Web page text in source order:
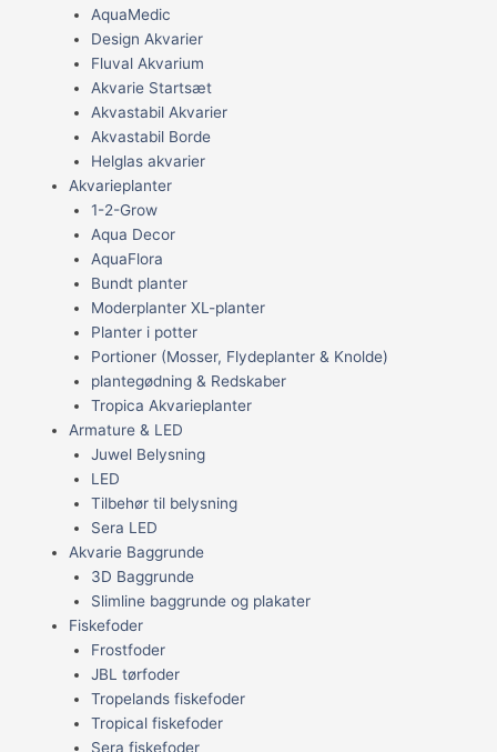
AquaMedic
Design Akvarier
Fluval Akvarium
Akvarie Startsæt
Akvastabil Akvarier
Akvastabil Borde
Helglas akvarier
Akvarieplanter
1-2-Grow
Aqua Decor
AquaFlora
Bundt planter
Moderplanter XL-planter
Planter i potter
Portioner (Mosser, Flydeplanter & Knolde)
plantegødning & Redskaber
Tropica Akvarieplanter
Armature & LED
Juwel Belysning
LED
Tilbehør til belysning
Sera LED
Akvarie Baggrunde
3D Baggrunde
Slimline baggrunde og plakater
Fiskefoder
Frostfoder
JBL tørfoder
Tropelands fiskefoder
Tropical fiskefoder
Sera fiskefoder